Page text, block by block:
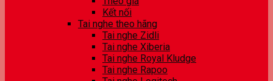
Kết nối
Tai nghe theo hãng
Tai nghe Zidli
Tai nghe Xiberia
Tai nghe Royal Kludge
Tai nghe Rapoo